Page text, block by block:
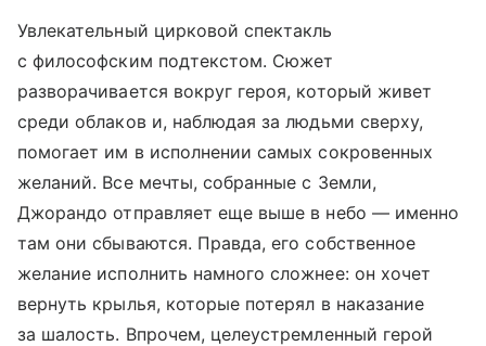
Увлекательный цирковой спектакль
с философским подтекстом. Сюжет
разворачивается вокруг героя, который живет
среди облаков и, наблюдая за людьми сверху,
помогает им в исполнении самых сокровенных
желаний. Все мечты, собранные с Земли,
Джорандо отправляет еще выше в небо — именно
там они сбываются. Правда, его собственное
желание исполнить намного сложнее: он хочет
вернуть крылья, которые потерял в наказание
за шалость. Впрочем, целеустремленный герой